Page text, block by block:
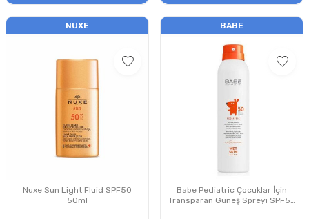
NUXE
Nuxe Sun Light Fluid SPF50
50ml
BABE
Babe Pediatric Çocuklar İçin
Transparan Güneş Spreyi SPF50